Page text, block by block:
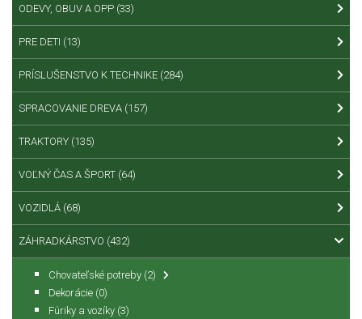
ODEVY, OBUV A OPP (33)
PRE DETI (13)
PRÍSLUŠENSTVO K TECHNIKE (284)
SPRACOVANIE DREVA (157)
TRAKTORY (135)
VOĽNÝ ČAS A ŠPORT (64)
VOZIDLÁ (68)
ZÁHRADKÁRSTVO (432)
Chovateľské potreby (2)
Dekorácie (0)
Fúriky a vozíky (3)